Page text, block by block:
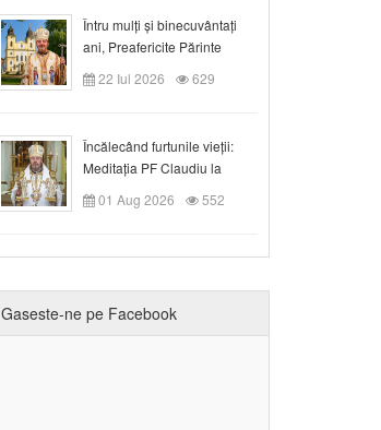
Întru mulți și binecuvântați
ani, Preafericite Părinte
Claudiu!
22 Iul 2026 629
Încălecând furtunile vieții:
Meditația PF Claudiu la
Duminica a IX-a după Rusalii
01 Aug 2026 552
Gaseste-ne pe Facebook